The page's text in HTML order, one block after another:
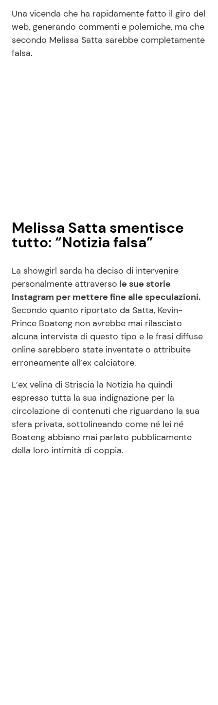
Pubblicità
Privacy Policy
Una vicenda che ha rapidamente fatto il giro del
web, generando commenti e polemiche, ma che
secondo Melissa Satta sarebbe completamente
falsa.
Melissa Satta smentisce
tutto: “Notizia falsa”
La showgirl sarda ha deciso di intervenire
personalmente attraverso le sue storie
Instagram per mettere fine alle speculazioni.
Secondo quanto riportato da Satta, Kevin-
Prince Boateng non avrebbe mai rilasciato
alcuna intervista di questo tipo e le frasi diffuse
online sarebbero state inventate o attribuite
erroneamente all’ex calciatore.
L’ex velina di Striscia la Notizia ha quindi
espresso tutta la sua indignazione per la
circolazione di contenuti che riguardano la sua
sfera privata, sottolineando come né lei né
Boateng abbiano mai parlato pubblicamente
della loro intimità di coppia.